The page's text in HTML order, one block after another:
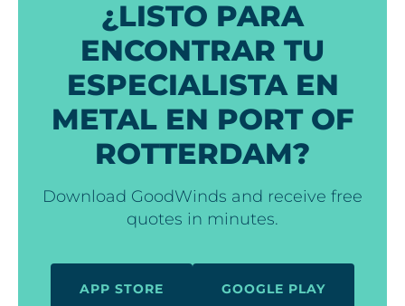
¿LISTO PARA
ENCONTRAR TU
ESPECIALISTA EN
METAL EN PORT OF
ROTTERDAM?
Download GoodWinds and receive free
quotes in minutes.
APP STORE GOOGLE PLAY